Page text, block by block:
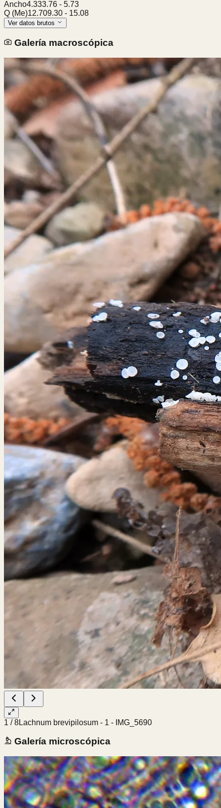
Ancho4.333.76 - 5.73
Q (Me)12.709.30 - 15.08
Ver datos brutos
Galería macroscópica
1 /8Lachnum brevipilosum - 1 - IMG_5690
Galería microscópica